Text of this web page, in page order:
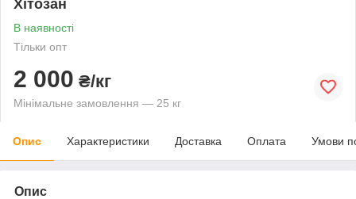
Хітозан
В наявності
Тільки опт
2 000 ₴/кг
Мінімальне замовлення — 25 кг
Опис Характеристики Доставка Оплата Умови
Опис